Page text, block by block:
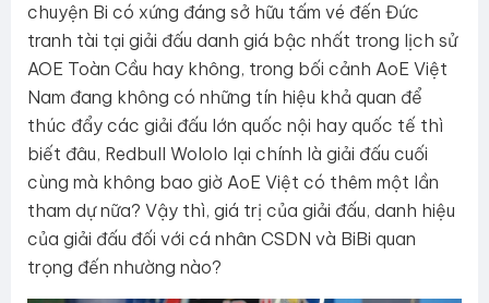
chuyện Bi có xứng đáng sở hữu tấm vé đến Đức
tranh tài tại giải đấu danh giá bậc nhất trong lịch sử
AOE Toàn Cầu hay không, trong bối cảnh AoE Việt
Nam đang không có những tín hiệu khả quan để
thúc đẩy các giải đấu lớn quốc nội hay quốc tế thì
biết đâu, Redbull Wololo lại chính là giải đấu cuối
cùng mà không bao giờ AoE Việt có thêm một lần
tham dự nữa? Vậy thì, giá trị của giải đấu, danh hiệu
của giải đấu đối với cá nhân CSDN và BiBi quan
trọng đến nhường nào?